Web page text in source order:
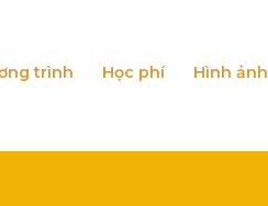
trình Học phí Hình ảnh